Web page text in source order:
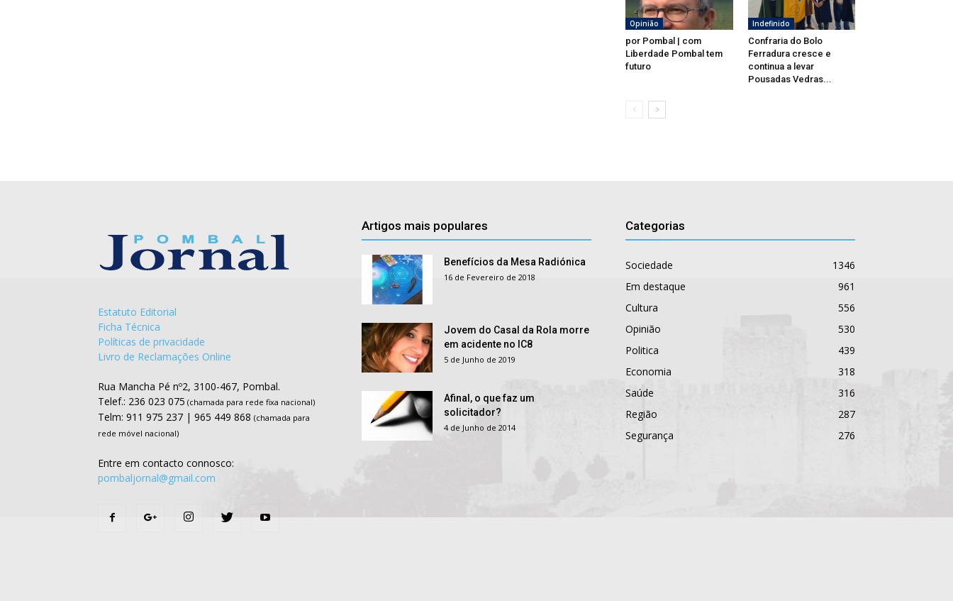
Opinião
por Pombal | com
Liberdade Pombal tem
futuro
Indefinido
Confraria do Bolo
Ferradura cresce e
continua a levar
Pousadas Vedras...
Estatuto Editorial
Ficha Técnica
Políticas de privacidade
Livro de Reclamações Online
Rua Mancha Pé nº2, 3100-467, Pombal.
Telef.: 236 023 075 (chamada para rede fixa nacional)
Telm: 911 975 237 | 965 449 868 (chamada para
rede móvel nacional)
Entre em contacto connosco:
pombaljornal@gmail.com
Artigos mais populares
Benefícios da Mesa Radiónica
16 de Fevereiro de 2018
Jovem do Casal da Rola morre
em acidente no IC8
5 de Junho de 2019
Afinal, o que faz um
solicitador?
4 de Junho de 2014
Categorias
Sociedade
1346
Em destaque
961
Cultura
556
Opinião
530
Politica
439
Economia
318
Saúde
316
Região
287
Segurança
276